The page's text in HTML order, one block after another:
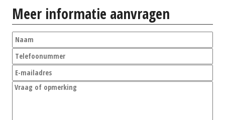
Meer informatie aanvragen